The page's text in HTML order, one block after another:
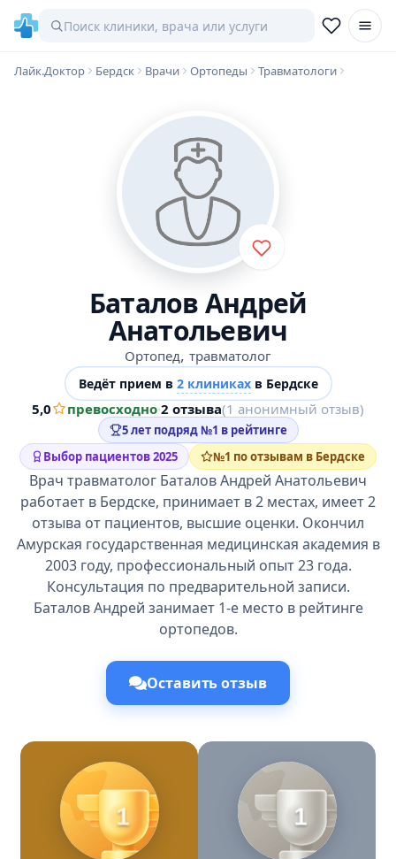
Лайк.Доктор Бердск Врачи Ортопеды Травматологи
Баталов Андрей
Анатольевич
Ортопед, травматолог
Ведёт прием в 2 клиникахв Бердске
5,0 превосходно·2 отзыва(1 анонимный отзыв)
5 лет подряд №1 в рейтинге
Выбор пациентов 2025
№1 по отзывам в Бердске
Врач травматолог Баталов Андрей Анатольевич
работает в Бердске, принимает в 2 местах, имеет 2
отзыва от пациентов, высшие оценки. Окончил
Амурская государственная медицинская академия в
2003 году, профессиональный опыт 23 года.
Консультация по предварительной записи.
Баталов Андрей занимает 1-е место в рейтинге
ортопедов.
Оставить отзыв
1 1